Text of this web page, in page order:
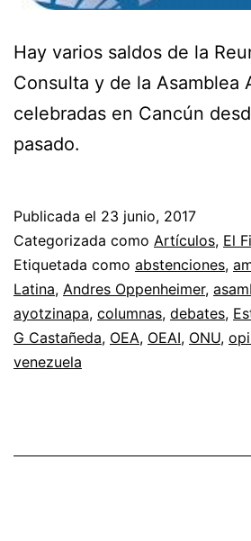
Hay varios saldos de la
Consulta y de la Asamblea
celebradas en Cancún
pasado.
Publicada el 23 junio, 2017
Categorizada como Artículos, El
Etiquetada como abstenciones,
Latina, Andres Oppenheimer,
ayotzinapa, columnas, debates,
G Castañeda, OEA, OEAI, ONU,
venezuela